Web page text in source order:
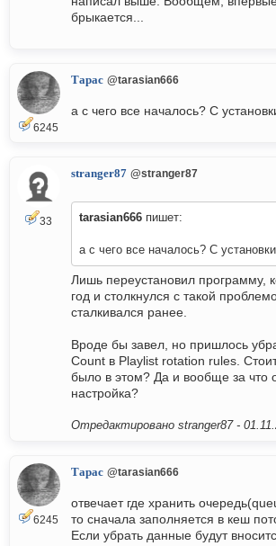
брыкается...
6245
Тарас @tarasian666
а с чего все началось? С
33
stranger87 @stranger87
tarasian666 пишет:
а с чего все началось? С
Лишь переустановил программу,
год и столкнулся с такой
сталкивался ранее.
Вроде бы завел, но пришлось
Count в Playlist rotation rules.
было в этом? Да и вообще за что
настройка?
Отредактировано stranger87 -
6245
Тарас @tarasian666
отвечает где хранить
то сначала заполняется в кеш
Если убрать данные будут